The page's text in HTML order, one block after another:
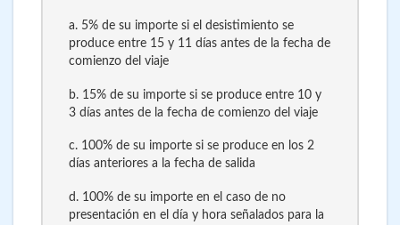
a. 5% de su importe si el desistimiento se
produce entre 15 y 11 días antes de la fecha de
comienzo del viaje
b. 15% de su importe si se produce entre 10 y
3 días antes de la fecha de comienzo del viaje
c. 100% de su importe si se produce en los 2
días anteriores a la fecha de salida
d. 100% de su importe en el caso de no
presentación en el día y hora señalados para la